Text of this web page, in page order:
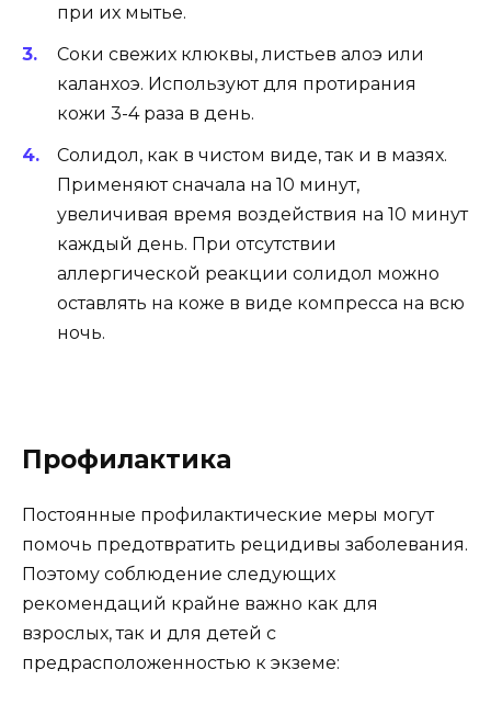
при их мытье.
Соки свежих клюквы, листьев алоэ или
каланхоэ. Используют для протирания
кожи 3-4 раза в день.
Солидол, как в чистом виде, так и в мазях.
Применяют сначала на 10 минут,
увеличивая время воздействия на 10 минут
каждый день. При отсутствии
аллергической реакции солидол можно
оставлять на коже в виде компресса на всю
ночь.
Профилактика
Постоянные профилактические меры могут
помочь предотвратить рецидивы заболевания.
Поэтому соблюдение следующих
рекомендаций крайне важно как для
взрослых, так и для детей с
предрасположенностью к экземе: